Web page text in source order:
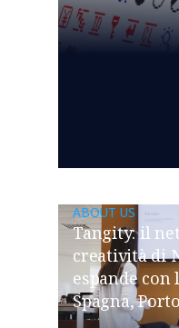
ABOUT US
Tangity: il
creatività di
espande
Spagna,